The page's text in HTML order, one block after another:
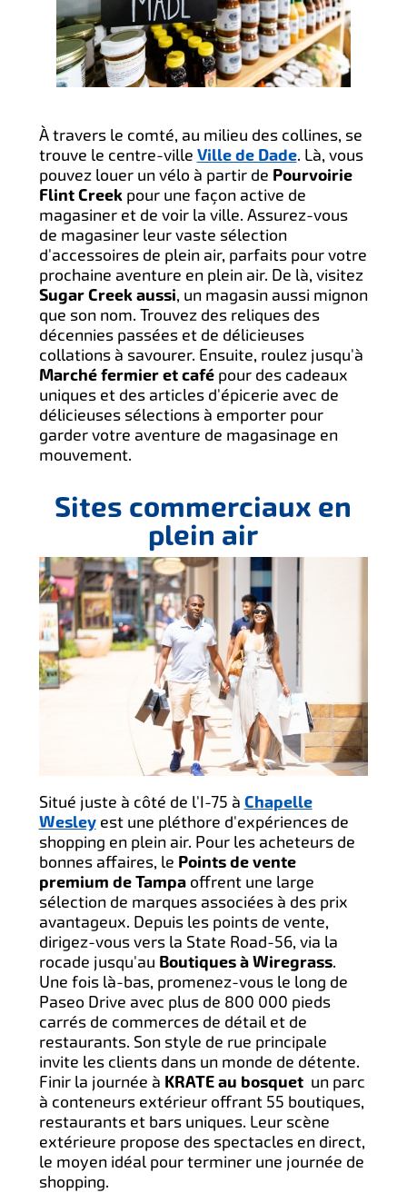
À travers le comté, au milieu des collines, se
trouve le centre-ville Ville de Dade. Là, vous
pouvez louer un vélo à partir de Pourvoirie
Flint Creek pour une façon active de
magasiner et de voir la ville. Assurez-vous
de magasiner leur vaste sélection
d'accessoires de plein air, parfaits pour votre
prochaine aventure en plein air. De là, visitez
Sugar Creek aussi, un magasin aussi mignon
que son nom. Trouvez des reliques des
décennies passées et de délicieuses
collations à savourer. Ensuite, roulez jusqu'à
Marché fermier et cafépour des cadeaux
uniques et des articles d'épicerie avec de
délicieuses sélections à emporter pour
garder votre aventure de magasinage en
mouvement.
Sites commerciaux en
plein air
Situé juste à côté de l'I-75 à Chapelle
Wesleyest une pléthore d'expériences de
shopping en plein air. Pour les acheteurs de
bonnes affaires, le Points de vente
premium de Tampaoffrent une large
sélection de marques associées à des prix
avantageux. Depuis les points de vente,
dirigez-vous vers la State Road-56, via la
rocade jusqu'au Boutiques à Wiregrass.
Une fois là-bas, promenez-vous le long de
Paseo Drive avec plus de 800 000 pieds
carrés de commerces de détail et de
restaurants. Son style de rue principale
invite les clients dans un monde de détente.
Finir la journée à KRATE au bosquet un parc
à conteneurs extérieur offrant 55 boutiques,
restaurants et bars uniques. Leur scène
extérieure propose des spectacles en direct,
le moyen idéal pour terminer une journée de
shopping.